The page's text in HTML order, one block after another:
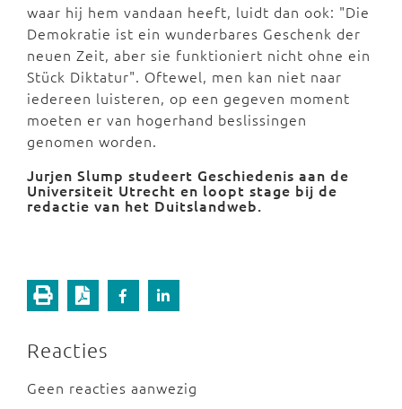
waar hij hem vandaan heeft, luidt dan ook: "Die
Demokratie ist ein wunderbares Geschenk der
neuen Zeit, aber sie funktioniert nicht ohne ein
Stück Diktatur". Oftewel, men kan niet naar
iedereen luisteren, op een gegeven moment
moeten er van hogerhand beslissingen
genomen worden.
Jurjen Slump studeert Geschiedenis aan de
Universiteit Utrecht en loopt stage bij de
redactie van het Duitslandweb.
Reacties
Geen reacties aanwezig